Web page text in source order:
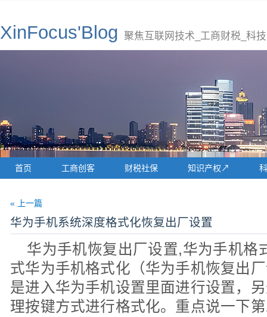
XinFocus'Blog 聚焦互联网技术_工商财税_科
首页 工商创客 财税社保 知识产权↗
« 上一篇
华为手机系统深度格式化恢复出厂设置
华为手机恢复出厂设置,华为手机格
式华为手机格式化（华为手机恢复出
是进入华为手机设置里面进行设置，
理按键方式进行格式化。重点说一下